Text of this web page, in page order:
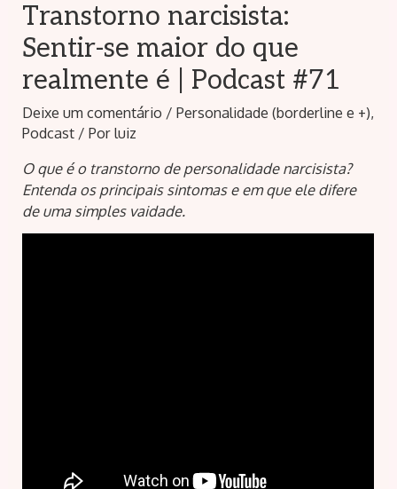
Transtorno narcisista:
Sentir-se maior do que
realmente é | Podcast #71
Deixe um comentário /Personalidade (borderline e +),
Podcast / Porluiz
O que é o transtorno de personalidade narcisista?
Entenda os principais sintomas e em que ele difere
de uma simples vaidade.